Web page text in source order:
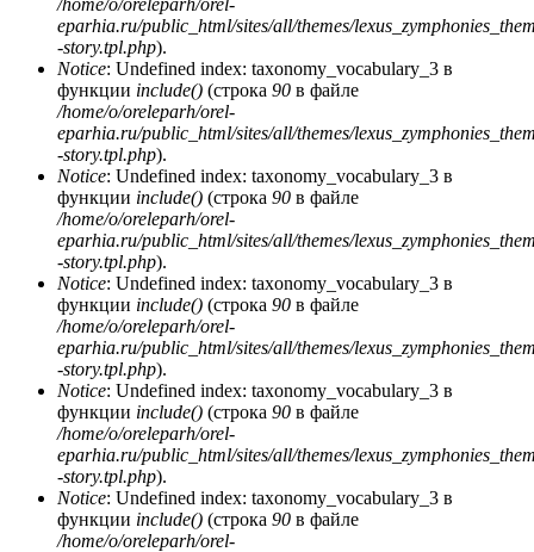
eparhia.ru/public_html/sites/all/themes/
-story.tpl.php).
Notice: Undefined index: taxonomy_vocabulary_3 в
функции include() (строка 90 в файле
/home/o/oreleparh/orel-
eparhia.ru/public_html/sites/all/themes/
-story.tpl.php).
Notice: Undefined index: taxonomy_vocabulary_3 в
функции include() (строка 90 в файле
/home/o/oreleparh/orel-
eparhia.ru/public_html/sites/all/themes/
-story.tpl.php).
Notice: Undefined index: taxonomy_vocabulary_3 в
функции include() (строка 90 в файле
/home/o/oreleparh/orel-
eparhia.ru/public_html/sites/all/themes/
-story.tpl.php).
Notice: Undefined index: taxonomy_vocabulary_3 в
функции include() (строка 90 в файле
/home/o/oreleparh/orel-
eparhia.ru/public_html/sites/all/themes/
-story.tpl.php).
Notice: Undefined index: taxonomy_vocabulary_3 в
функции include() (строка 90 в файле
/home/o/oreleparh/orel-